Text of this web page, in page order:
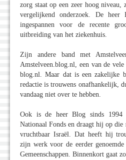
zorg staat op een zeer hoog
vergelijkend onderzoek. De
ingespannen voor de recente
uitbreiding van het ziekenhuis.
Zijn andere band met
Amstelveen.blog.nl, een van de
blog.nl. Maar dat is een zakelijke
redactie is trouwens onafhankelijk,
vandaag niet over te hebben.
Ook is de heer Blog sinds 1994
Nationaal Fonds en draagt hij op die
vruchtbaar Israël. Dat heeft hij
zijn werk voor de eerder genoemde
Gemeenschappen. Binnenkort gaat